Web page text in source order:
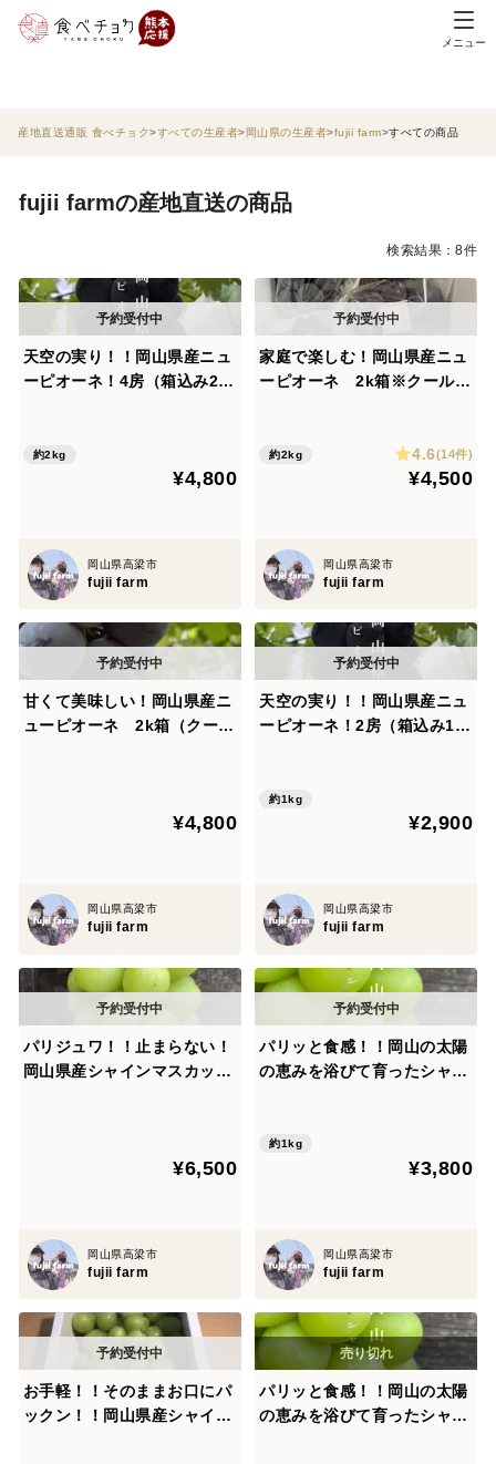
メニュー
産地直送通販 食べチョク すべての生産者 岡山県の生産者 fujii farm すべての商品
fujii farmの産地直送の商品
検索結果：8件
天空の実り！！岡山県産ニュ
ーピオーネ！4房（箱込み2k
約2kg
¥4,800
岡山県高梁市
fujii farm
家庭で楽しむ！岡山県産ニュ
ーピオーネ 2k箱※クール便
約2kg 4.6(14件)
¥4,500
岡山県高梁市
fujii farm
甘くて美味しい！岡山県産ニ
ューピオーネ 2k箱（クール
¥4,800
岡山県高梁市
fujii farm
天空の実り！！岡山県産ニュ
ーピオーネ！2房（箱込み1k
約1kg
¥2,900
岡山県高梁市
fujii farm
パリジュワ！！止まらない！
岡山県産シャインマスカッ
¥6,500
岡山県高梁市
fujii farm
パリッと食感！！岡山の太陽
の恵みを浴びて育ったシャイ
約1kg
¥3,800
岡山県高梁市
fujii farm
お手軽！！そのままお口にパ
ックン！！岡山県産シャイン
パリッと食感！！岡山の太陽
の恵みを浴びて育ったシャイ